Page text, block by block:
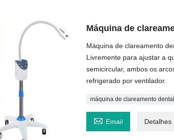
Máquina de
Máquina de clareamento
Livremente para ajustar a
semicircular, ambos os
refrigerado por ventilador.
máquina de clareamento
 Email Detalhes